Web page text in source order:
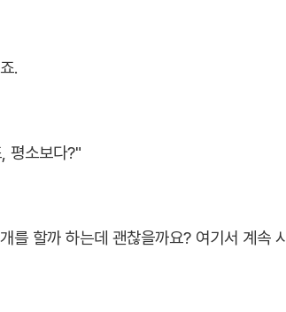
.
평소보다?"
할까 하는데 괜찮을까요? 여기서 계속 시